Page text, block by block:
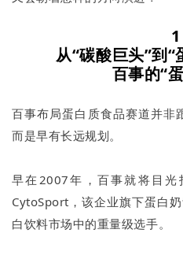
1
从“碳酸巨头”到“
百事的“
百事布局蛋白质食品赛道并非
而是早有长远规划。
早在2007年，百事就将目
CytoSport，该企业旗下蛋白
白饮料市场中的重量级选手。